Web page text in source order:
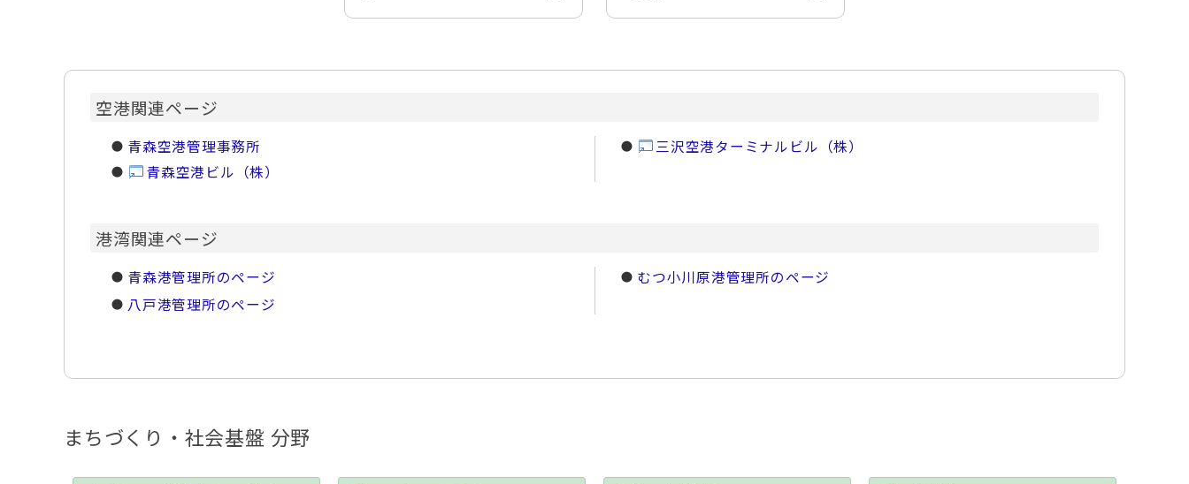
空港関連ページ
青森空港管理事務所
青森空港ビル（株）
三沢空港ターミナルビル（株）
港湾関連ページ
青森港管理所のページ
八戸港管理所のページ
むつ小川原港管理所のページ
まちづくり・社会基盤 分野